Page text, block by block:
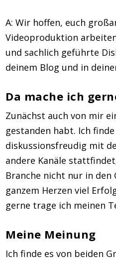
A: Wir hoffen, euch
Videoproduktion
und sachlich geführte
deinem Blog und in
Da mache ich
Zunächst auch von mir
gestanden habt. Ich
diskussionsfreudig mit
andere Kanäle
Branche nicht nur in den
ganzem Herzen viel
gerne trage ich meinen
Meine Meinung
Ich finde es von beiden